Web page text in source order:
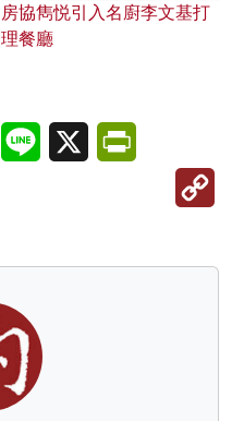
房協雋悦引入名廚李文基打
理餐廳
LinkedInLine X